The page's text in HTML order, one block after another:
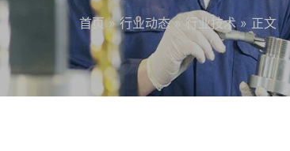
首页 »行业动态»行业技术» 正文